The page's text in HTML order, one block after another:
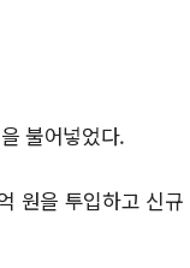
불어넣었다.
원을 투입하고 신규